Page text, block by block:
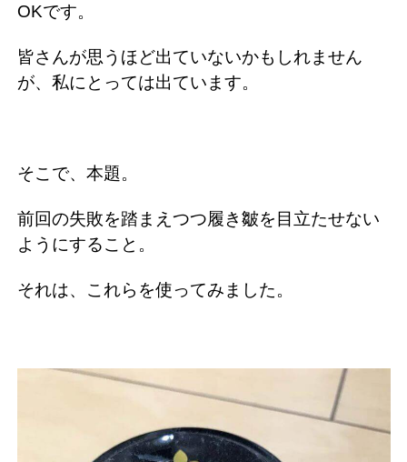
OKです。
皆さんが思うほど出ていないかもしれません
が、私にとっては出ています。
そこで、本題。
前回の失敗を踏まえつつ履き皺を目立たせない
ようにすること。
それは、これらを使ってみました。